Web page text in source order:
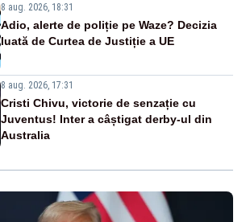
8 aug. 2026, 18:31
Adio, alerte de poliție pe Waze? Decizia
luată de Curtea de Justiție a UE
8 aug. 2026, 17:31
Cristi Chivu, victorie de senzație cu
Juventus! Inter a câștigat derby-ul din
Australia